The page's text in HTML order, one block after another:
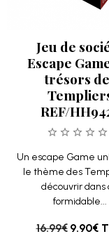
Jeu de
Escape
trésors
REF/
Un escape Game
le thème des
découvrir dans
formidable...
16.99€ 9.90€